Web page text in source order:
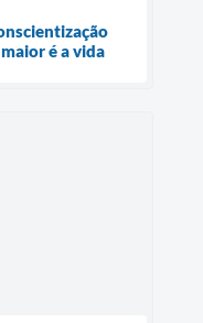
é a vida